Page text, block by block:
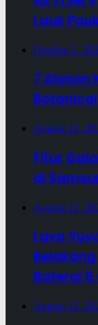
Lauk
October 2,
7 Alasan
August 12,
Fitur
di
August 12,
Lava
Baterai
August 12,